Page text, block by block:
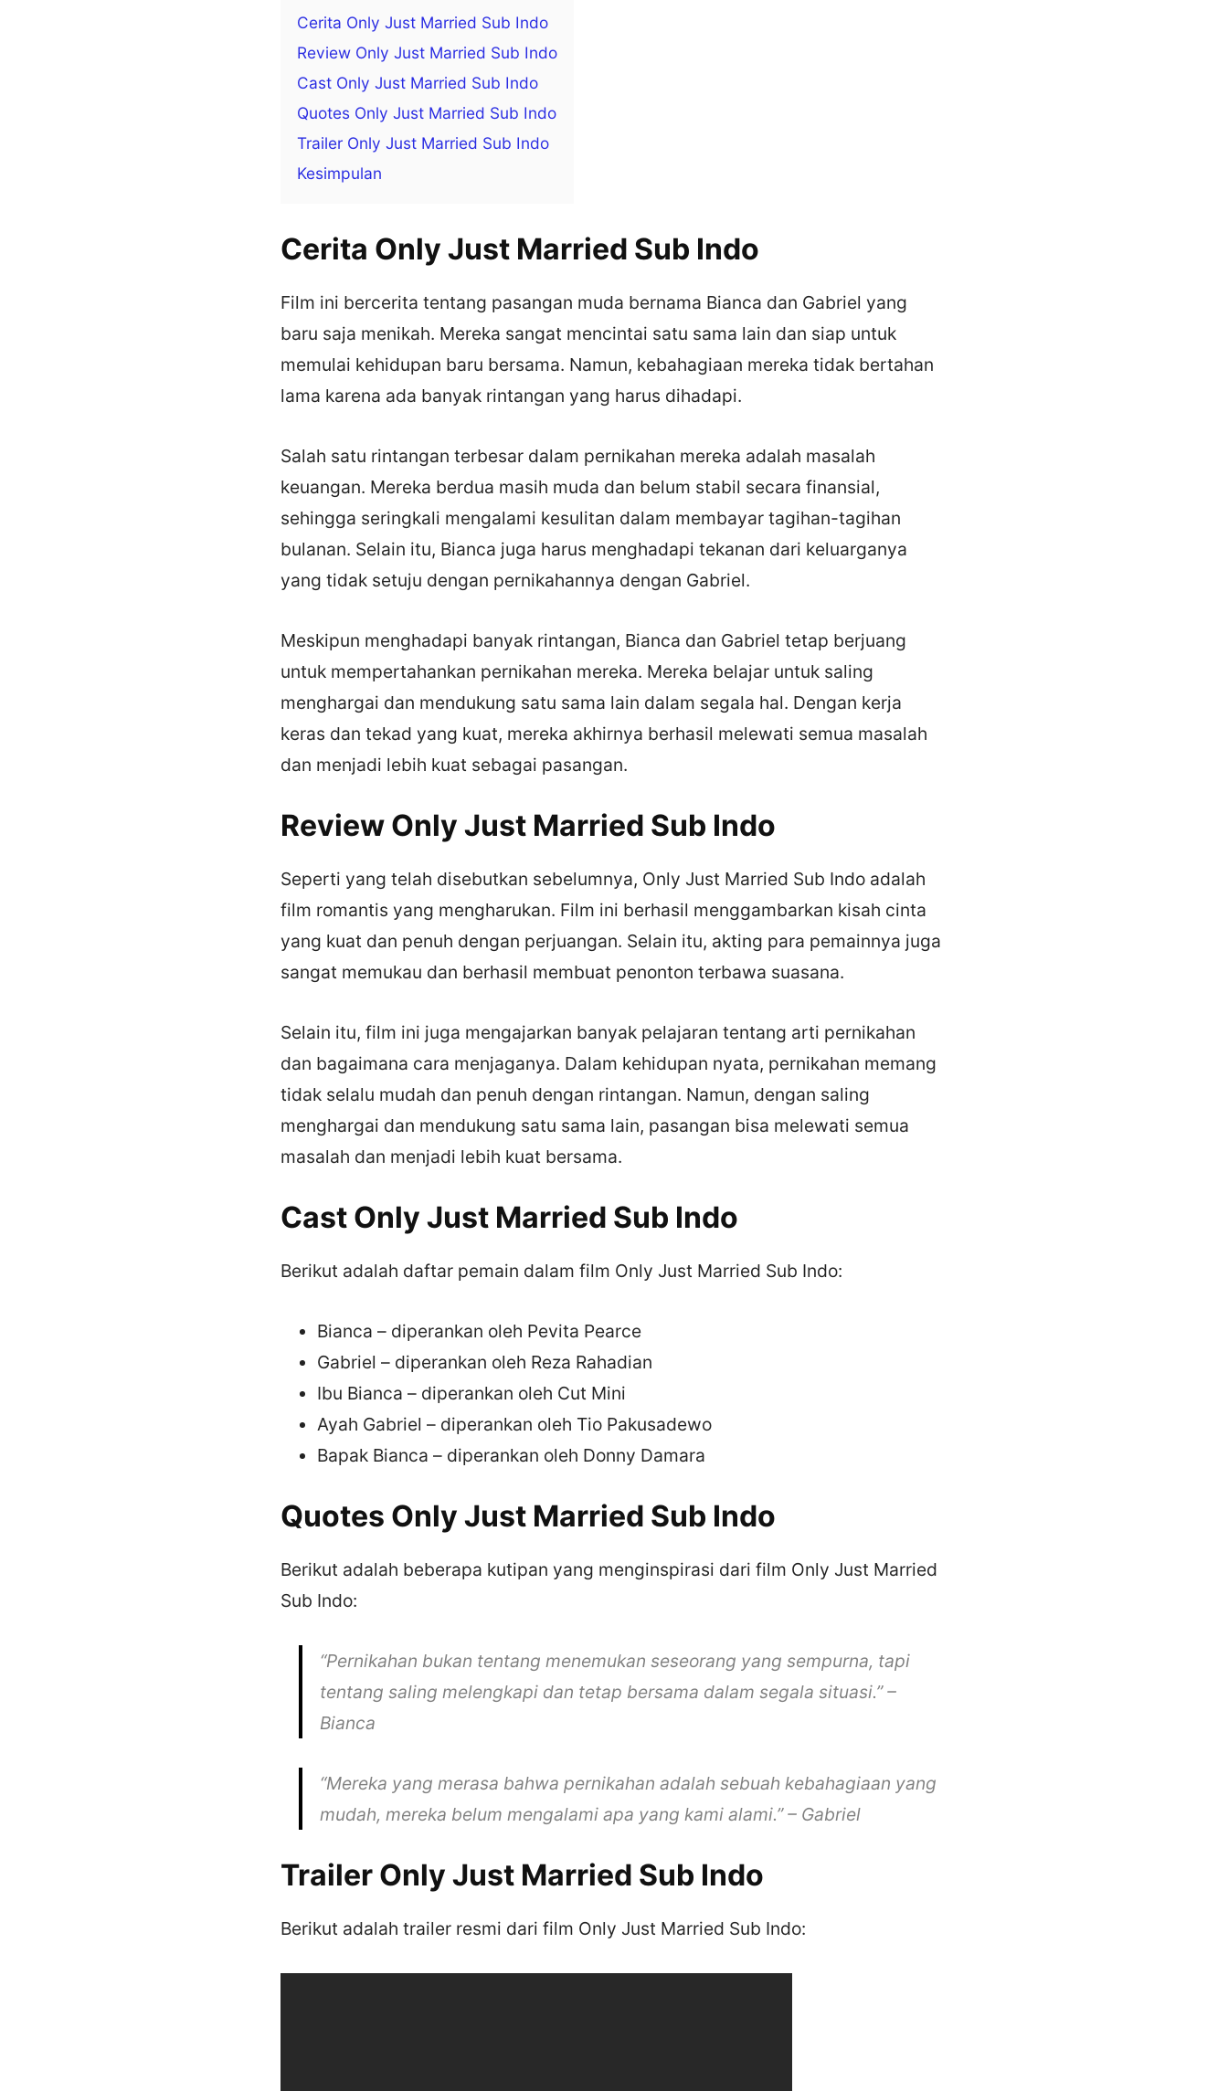
Cerita Only Just Married Sub Indo
Review Only Just Married Sub Indo
Cast Only Just Married Sub Indo
Quotes Only Just Married Sub Indo
Trailer Only Just Married Sub Indo
Kesimpulan
Cerita Only Just Married Sub Indo
Film ini bercerita tentang pasangan muda bernama Bianca dan Gabriel yang
baru saja menikah. Mereka sangat mencintai satu sama lain dan siap untuk
memulai kehidupan baru bersama. Namun, kebahagiaan mereka tidak bertahan
lama karena ada banyak rintangan yang harus dihadapi.
Salah satu rintangan terbesar dalam pernikahan mereka adalah masalah
keuangan. Mereka berdua masih muda dan belum stabil secara finansial,
sehingga seringkali mengalami kesulitan dalam membayar tagihan-tagihan
bulanan. Selain itu, Bianca juga harus menghadapi tekanan dari keluarganya
yang tidak setuju dengan pernikahannya dengan Gabriel.
Meskipun menghadapi banyak rintangan, Bianca dan Gabriel tetap berjuang
untuk mempertahankan pernikahan mereka. Mereka belajar untuk saling
menghargai dan mendukung satu sama lain dalam segala hal. Dengan kerja
keras dan tekad yang kuat, mereka akhirnya berhasil melewati semua masalah
dan menjadi lebih kuat sebagai pasangan.
Review Only Just Married Sub Indo
Seperti yang telah disebutkan sebelumnya, Only Just Married Sub Indo adalah
film romantis yang mengharukan. Film ini berhasil menggambarkan kisah cinta
yang kuat dan penuh dengan perjuangan. Selain itu, akting para pemainnya juga
sangat memukau dan berhasil membuat penonton terbawa suasana.
Selain itu, film ini juga mengajarkan banyak pelajaran tentang arti pernikahan
dan bagaimana cara menjaganya. Dalam kehidupan nyata, pernikahan memang
tidak selalu mudah dan penuh dengan rintangan. Namun, dengan saling
menghargai dan mendukung satu sama lain, pasangan bisa melewati semua
masalah dan menjadi lebih kuat bersama.
Cast Only Just Married Sub Indo
Berikut adalah daftar pemain dalam film Only Just Married Sub Indo:
Bianca – diperankan oleh Pevita Pearce
Gabriel – diperankan oleh Reza Rahadian
Ibu Bianca – diperankan oleh Cut Mini
Ayah Gabriel – diperankan oleh Tio Pakusadewo
Bapak Bianca – diperankan oleh Donny Damara
Quotes Only Just Married Sub Indo
Berikut adalah beberapa kutipan yang menginspirasi dari film Only Just Married
Sub Indo:
“Pernikahan bukan tentang menemukan seseorang yang sempurna, tapi
tentang saling melengkapi dan tetap bersama dalam segala situasi.” –
Bianca
“Mereka yang merasa bahwa pernikahan adalah sebuah kebahagiaan yang
mudah, mereka belum mengalami apa yang kami alami.” – Gabriel
Trailer Only Just Married Sub Indo
Berikut adalah trailer resmi dari film Only Just Married Sub Indo: